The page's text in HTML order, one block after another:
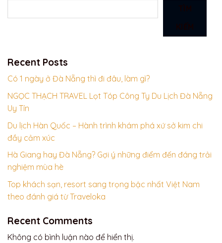
Recent Posts
Có 1 ngày ở Đà Nẵng thì đi đâu, làm gì?
NGỌC THẠCH TRAVEL Lọt Tóp Công Ty Du Lịch Đà Nẵng
Uy Tín
Du lịch Hàn Quốc – Hành trình khám phá xứ sở kim chi
đầy cảm xúc
Hà Giang hay Đà Nẵng? Gợi ý những điểm đến đáng trải
nghiệm mùa hè
Top khách sạn, resort sang trọng bậc nhất Việt Nam
theo đánh giá từ Traveloka
Recent Comments
Không có bình luận nào để hiển thị.